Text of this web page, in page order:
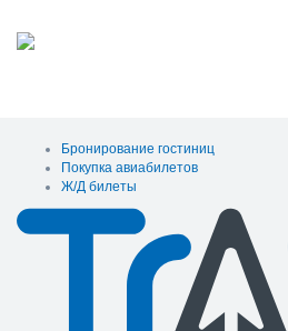
Бронирование гостиниц
Покупка авиабилетов
Ж/Д билеты